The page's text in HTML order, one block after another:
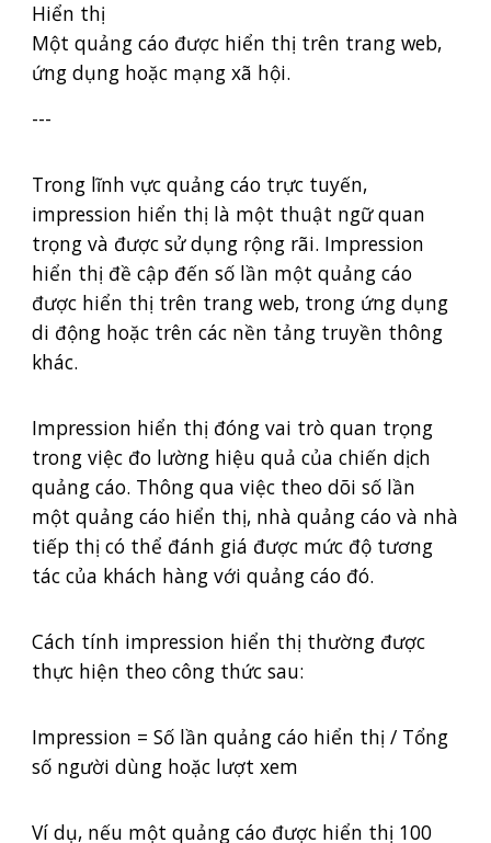
Hiển thị
Một quảng cáo được hiển thị trên trang web,
ứng dụng hoặc mạng xã hội.
---
Trong lĩnh vực quảng cáo trực tuyến,
impression hiển thị là một thuật ngữ quan
trọng và được sử dụng rộng rãi. Impression
hiển thị đề cập đến số lần một quảng cáo
được hiển thị trên trang web, trong ứng dụng
di động hoặc trên các nền tảng truyền thông
khác.
Impression hiển thị đóng vai trò quan trọng
trong việc đo lường hiệu quả của chiến dịch
quảng cáo. Thông qua việc theo dõi số lần
một quảng cáo hiển thị, nhà quảng cáo và nhà
tiếp thị có thể đánh giá được mức độ tương
tác của khách hàng với quảng cáo đó.
Cách tính impression hiển thị thường được
thực hiện theo công thức sau:
Impression = Số lần quảng cáo hiển thị / Tổng
số người dùng hoặc lượt xem
Ví dụ, nếu một quảng cáo được hiển thị 100